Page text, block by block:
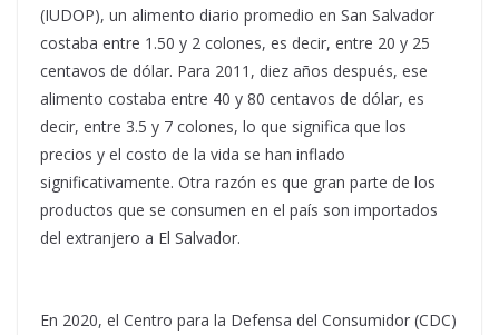
(IUDOP), un alimento diario promedio en San Salvador
costaba entre 1.50 y 2 colones, es decir, entre 20 y 25
centavos de dólar. Para 2011, diez años después, ese
alimento costaba entre 40 y 80 centavos de dólar, es
decir, entre 3.5 y 7 colones, lo que significa que los
precios y el costo de la vida se han inflado
significativamente. Otra razón es que gran parte de los
productos que se consumen en el país son importados
del extranjero a El Salvador.
En 2020, el Centro para la Defensa del Consumidor (CDC)